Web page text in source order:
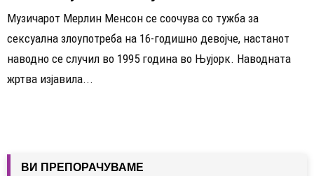
Музичарот Мерлин Менсон се соочува со тужба за
сексуална злоупотреба на 16-годишно девојче, настанот
наводно се случил во 1995 година во Њујорк. Наводната
жртва изјавила...
ВИ ПРЕПОРАЧУВАМЕ